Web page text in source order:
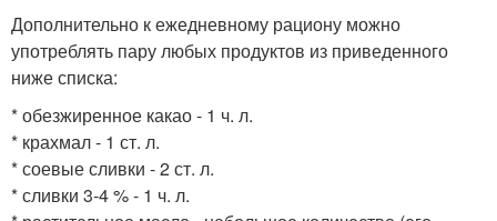
Дополнительно к ежедневному рациону можно
употреблять пару любых продуктов из приведенного
ниже списка:
* обезжиренное какао - 1 ч. л.
* крахмал - 1 ст. л.
* соевые сливки - 2 ст. л.
* сливки 3-4 % - 1 ч. л.